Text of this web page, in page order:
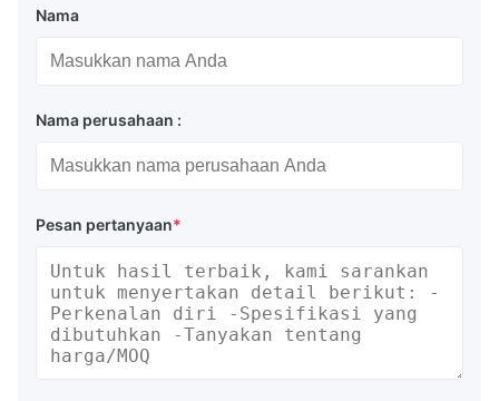
Nama
Nama perusahaan :
Pesan pertanyaan*